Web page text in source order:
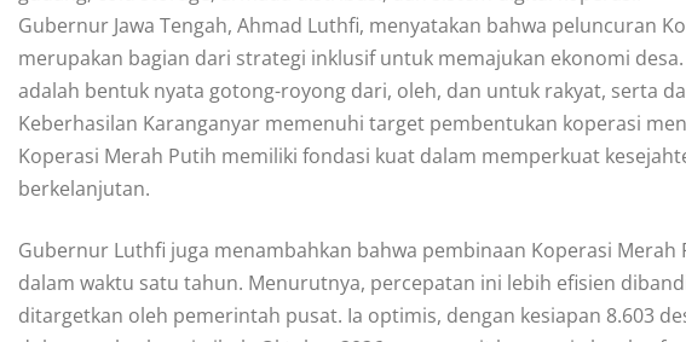
Gubernur Jawa Tengah, Ahmad Luthfi, menyatakan bahwa peluncuran
merupakan bagian dari strategi inklusif untuk memajukan ekonomi
adalah bentuk nyata gotong-royong dari, oleh, dan untuk rakyat, serta
Keberhasilan Karanganyar memenuhi target pembentukan koperasi
Koperasi Merah Putih memiliki fondasi kuat dalam memperkuat
berkelanjutan.
Gubernur Luthfi juga menambahkan bahwa pembinaan Koperasi Merah
dalam waktu satu tahun. Menurutnya, percepatan ini lebih efisien
ditargetkan oleh pemerintah pusat. Ia optimis, dengan kesiapan 8.603